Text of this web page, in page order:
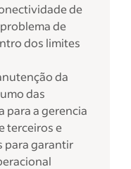
de
de
dos limites
da
das
para a gerencia
terceiros e
para garantir